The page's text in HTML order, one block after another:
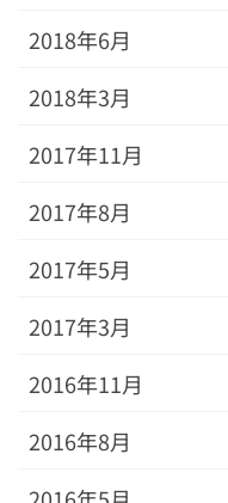
2018年6月
2018年3月
2017年11月
2017年8月
2017年5月
2017年3月
2016年11月
2016年8月